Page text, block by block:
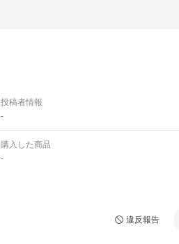
投稿者情報
-
購入した商品
-
違反報告